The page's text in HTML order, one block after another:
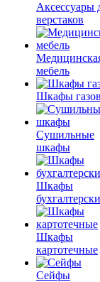
Аксессуары
верстаков
мебель
Шкафы
Сушильные
шкафы
Шкафы
Шкафы
картотечные
Сейфы